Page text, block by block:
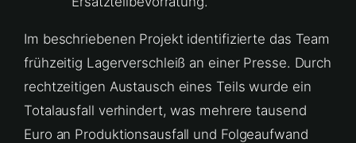
Im beschriebenen Projekt identifizierte das Team
frühzeitig Lagerverschleiß an einer Presse. Durch
rechtzeitigen Austausch eines Teils wurde ein
Totalausfall verhindert, was mehrere tausend
Euro an Produktionsausfall und Folgeaufwand